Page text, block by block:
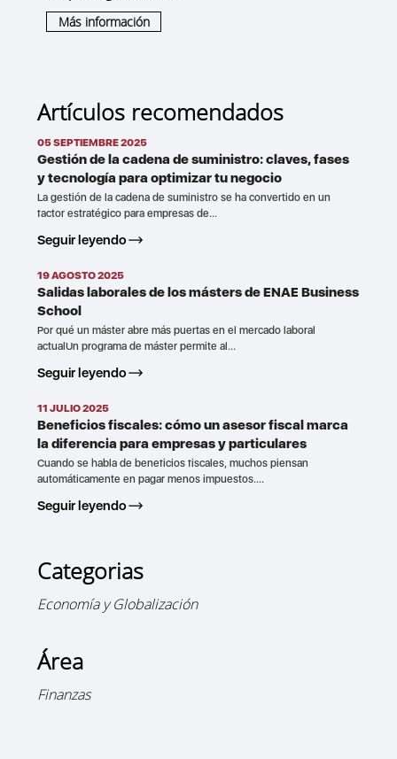
Más información
Artículos recomendados
05 SEPTIEMBRE 2025
Gestión de la cadena de suministro: claves, fases
y tecnología para optimizar tu negocio
La gestión de la cadena de suministro se ha convertido en un
factor estratégico para empresas de...
Seguir leyendo
19 AGOSTO 2025
Salidas laborales de los másters de ENAE Business
School
Por qué un máster abre más puertas en el mercado laboral
actualUn programa de máster permite al...
Seguir leyendo
11 JULIO 2025
Beneficios fiscales: cómo un asesor fiscal marca
la diferencia para empresas y particulares
Cuando se habla de beneficios fiscales, muchos piensan
automáticamente en pagar menos impuestos....
Seguir leyendo
Categorias
Economía y Globalización
Área
Finanzas